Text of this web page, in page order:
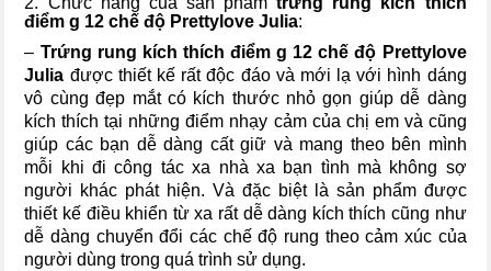
điểm g 12 chế độ Prettylove Julia:
– Trứng rung kích thích điểm g 12 chế độ Prettylove
Julia được thiết kế rất độc đáo và mới lạ với hình dáng
vô cùng đẹp mắt có kích thước nhỏ gọn giúp dễ dàng
kích thích tại những điểm nhạy cảm của chị em và cũng
giúp các bạn dễ dàng cất giữ và mang theo bên mình
mỗi khi đi công tác xa nhà xa bạn tình mà không sợ
người khác phát hiện. Và đặc biệt là sản phẩm được
thiết kế điều khiển từ xa rất dễ dàng kích thích cũng như
dễ dàng chuyển đổi các chế độ rung theo cảm xúc của
người dùng trong quá trình sử dụng.